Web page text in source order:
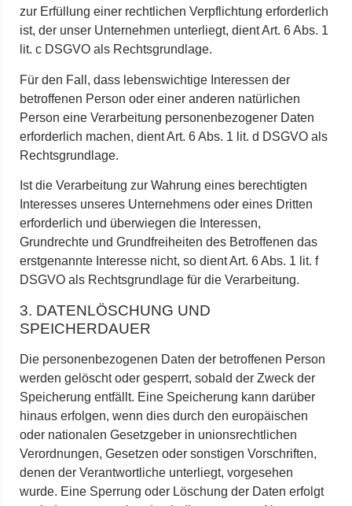
zur Erfüllung einer rechtlichen Verpflichtung erforderlich
ist, der unser Unternehmen unterliegt, dient Art. 6 Abs. 1
lit. c DSGVO als Rechtsgrundlage.
Für den Fall, dass lebenswichtige Interessen der
betroffenen Person oder einer anderen natürlichen
Person eine Verarbeitung personenbezogener Daten
erforderlich machen, dient Art. 6 Abs. 1 lit. d DSGVO als
Rechtsgrundlage.
Ist die Verarbeitung zur Wahrung eines berechtigten
Interesses unseres Unternehmens oder eines Dritten
erforderlich und überwiegen die Interessen,
Grundrechte und Grundfreiheiten des Betroffenen das
erstgenannte Interesse nicht, so dient Art. 6 Abs. 1 lit. f
DSGVO als Rechtsgrundlage für die Verarbeitung.
3. DATENLÖSCHUNG UND
SPEICHERDAUER
Die personenbezogenen Daten der betroffenen Person
werden gelöscht oder gesperrt, sobald der Zweck der
Speicherung entfällt. Eine Speicherung kann darüber
hinaus erfolgen, wenn dies durch den europäischen
oder nationalen Gesetzgeber in unionsrechtlichen
Verordnungen, Gesetzen oder sonstigen Vorschriften,
denen der Verantwortliche unterliegt, vorgesehen
wurde. Eine Sperrung oder Löschung der Daten erfolgt